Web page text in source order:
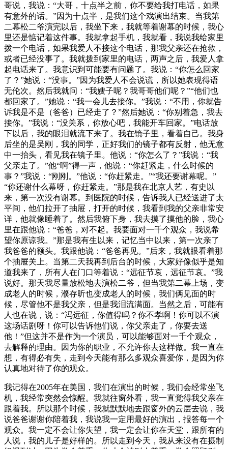
哥说，我说：“大哥，十点半之前，你不要给我打电话，如果
有意外的话。”因为十点半，是我们这个戏演出结束。当我第
二幕松二爷演完以后，我坐下来，我就等着谢幕的时候，我心
里还是惦记着这件事。我就拿起手机，我就看，我说我给家里
拨一个电话，如果我爱人不接这个电话，那我父亲还在抢救，
或者已经没事了。我就拨到家里的电话，两声之后，我爱人拿
起电话来了。我意识到可能要有问题了。我说：“你怎么回家
了？”她说：“没事。”因为我爱人不会说谎，所以她表现得语
无伦次。然后我就问：“我嫂子呢？我哥哥他们呢？”“他们也
都回家了。”她说：“我一会儿去接你。”我说：“不用，你就告
诉我是不是（爸爸）已经走了？”然后她说：“你别着急，我去
接你。”我说：“没关系，你放心吧，我能开车回家。”电话放
下以后，我的眼泪就流下来了。我在镜子里，看着自己。我身
后坐的是吴刚，我的同学，正好我们的镜子都有反射，他无意
中一抬头，看见我在镜子里。他说：“你怎么了？”我说：“我
父亲走了。”他“啊”得一声，他说：“你赶紧走，什么时候的
事？”我说：“刚刚。”他说：“你赶紧走。”“我还要谢幕呢。”
“你还谢什么幕呀，你赶紧走。”那是我在北京人艺，有史以
来，第一次没有谢幕。到医院的时候，告诉我人已经送进了太
平间，他们拉开了抽屉，打开的时候，我看到我的父亲非常安
详，他就像睡着了。然后我俯下身，我去摸了摸他的脸，我心
里在跟他说：“爸爸，对不起。我要面对一千个观众，我说希
望你原谅我。”那是我有生以来，记忆当中以来，第一次亲了
我爸爸的额头。我跟他说：“爸爸再见。”后来，我就眼看着那
个抽屉关上。当第二天我再到后台的时候，大家好像似乎是知
道我来了，所有人在门口等着说：“远征节哀，远征节哀。”我
说好。那天我尽量放松地去演松二爷，但当我第二幕上场，变
成老人的时候，濮存昕也变成老人的时候，我们俩见面的时
候，尽管他不是我父亲，但是我泪流满面。当然之后，可能有
人也在说，说：“冯远征，你值得吗？你不孝啊！你可以不演
这场话剧呀！你可以告诉他们说，你父亲走了，你要去送
他！”但这并不是作为一个演员，可以能够面对一千个观众，
去解释的理由。因为你的职业，不允许你去这样做。我一直在
想，有得必有失，走到今天能有那么多观众喜爱你，是因为你
认真地对待了你的观众。
我记得在2005年在美国，我们在演出的时候，我们会经常坐飞
机，我经常突然会惊醒。我就往窗外看，我一直觉得我父亲在
跟着我。所以那个时候，我就默默地去跟窗外的云层去说，我
说爸爸谢谢你陪着我，我说我一定用最好的演出，报答每一个
观众。我一定不会让你失望，我一定会让你在天堂，跟所有的
人说，我的儿子是好样的。所以走到今天，我从来没有在摄制